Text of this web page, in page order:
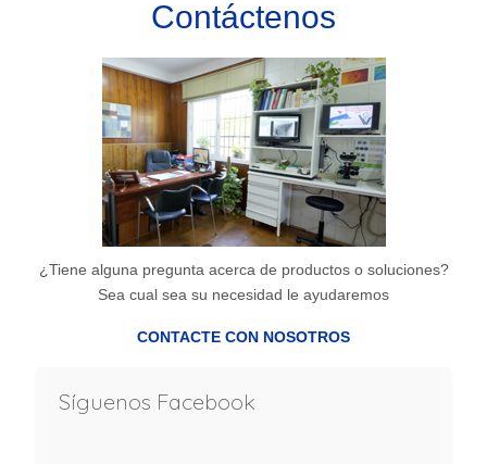
Contáctenos
¿Tiene alguna pregunta acerca de productos o soluciones?
Sea cual sea su necesidad le ayudaremos
CONTACTE CON NOSOTROS
Síguenos Facebook